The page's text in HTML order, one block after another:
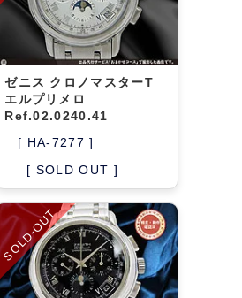
ゼニス クロノマスターT
エルプリメロ
Ref.02.0240.41
[ HA-7277 ]
[ SOLD OUT ]
SOLD-OUT